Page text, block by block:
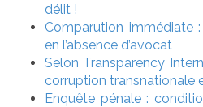
délit !
Comparution immédiate
en l’absence d’avocat
Selon Transparency
corruption transnationale
Enquête pénale :